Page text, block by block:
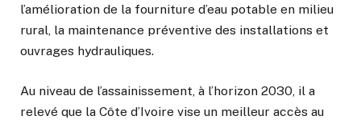
l’amélioration de la fourniture d’eau potable en milieu
rural, la maintenance préventive des installations et
ouvrages hydrauliques.
Au niveau de l’assainissement, à l’horizon 2030, il a
relevé que la Côte d’Ivoire vise un meilleur accès au